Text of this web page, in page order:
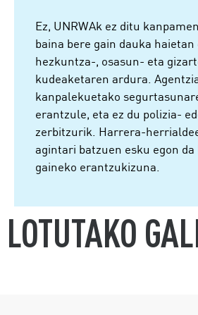
Ez, UNRWAk ez ditu
baina bere gain dauka
hezkuntza-, osasun- eta
kudeaketaren ardura.
kanpalekuetako
erantzule, eta ez du polizia-
zerbitzurik. Harrera-
agintari batzuen esku egon
gaineko erantzukizuna.
LOTUTAKO